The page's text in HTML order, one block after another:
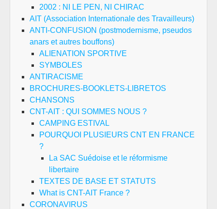
2002 : NI LE PEN, NI CHIRAC
AIT (Association Internationale des Travailleurs)
ANTI-CONFUSION (postmodernisme, pseudos
anars et autres bouffons)
ALIENATION SPORTIVE
SYMBOLES
ANTIRACISME
BROCHURES-BOOKLETS-LIBRETOS
CHANSONS
CNT-AIT : QUI SOMMES NOUS ?
CAMPING ESTIVAL
POURQUOI PLUSIEURS CNT EN FRANCE
?
La SAC Suédoise et le réformisme
libertaire
TEXTES DE BASE ET STATUTS
What is CNT-AIT France ?
CORONAVIRUS